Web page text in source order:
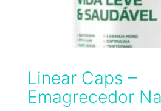
Linear Caps –
Emagrecedor